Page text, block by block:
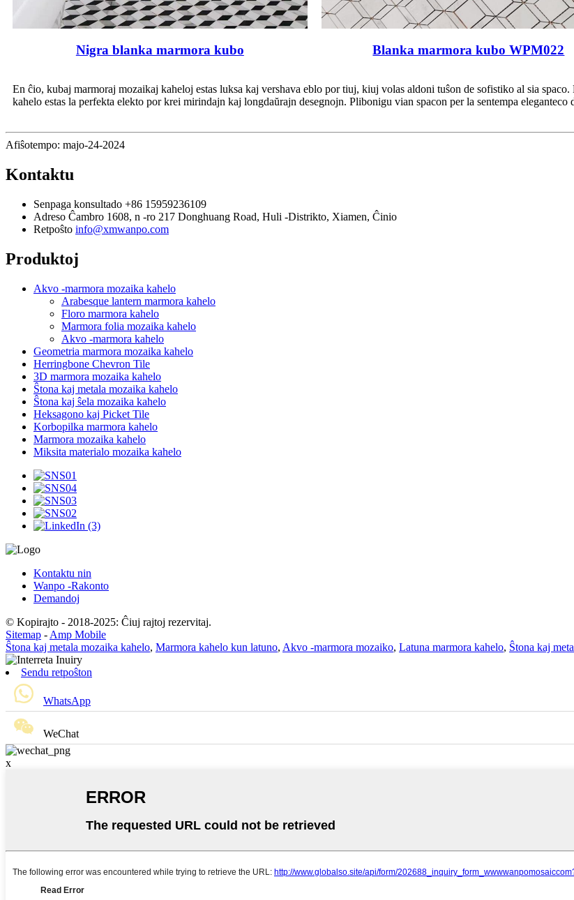
Nigra blanka marmora kubo Blanka marmora kubo WPM022
En ĉio, kubaj marmoraj mozaikaj kaheloj estas luksa kaj vershava eblo por tiuj, kiuj volas aldoni tuŝon de sofistiko al sia
kahelo estas la perfekta elekto por krei mirindajn kaj longdaŭrajn desegnojn. Plibonigu vian spacon per la sentempa
Afiŝotempo: majo-24-2024
Kontaktu
Senpaga konsultado +86 15959236109
Adreso Ĉambro 1608, n -ro 217 Donghuang Road, Huli -Distrikto, Xiamen, Ĉinio
Retpoŝto info@xmwanpo.com
Produktoj
Akvo -marmora mozaika kahelo
Arabesque lantern marmora kahelo
Floro marmora kahelo
Marmora folia mozaika kahelo
Akvo -marmora kahelo
Geometria marmora mozaika kahelo
Herringbone Chevron Tile
3D marmora mozaika kahelo
Ŝtona kaj metala mozaika kahelo
Ŝtona kaj ŝela mozaika kahelo
Heksagono kaj Picket Tile
Korbopilka marmora kahelo
Marmora mozaika kahelo
Miksita materialo mozaika kahelo
Kontaktu nin
Wanpo -Rakonto
Demandoj
© Kopirajto - 2018-2025: Ĉiuj rajtoj rezervitaj.
Sitemap - Amp Mobile
Ŝtona kaj metala mozaika kahelo, Marmora kahelo kun latuno, Akvo -marmora mozaiko, Latuna marmora kahelo, Ŝtona kaj
Sendu retpoŝton
WhatsApp
WeChat
x